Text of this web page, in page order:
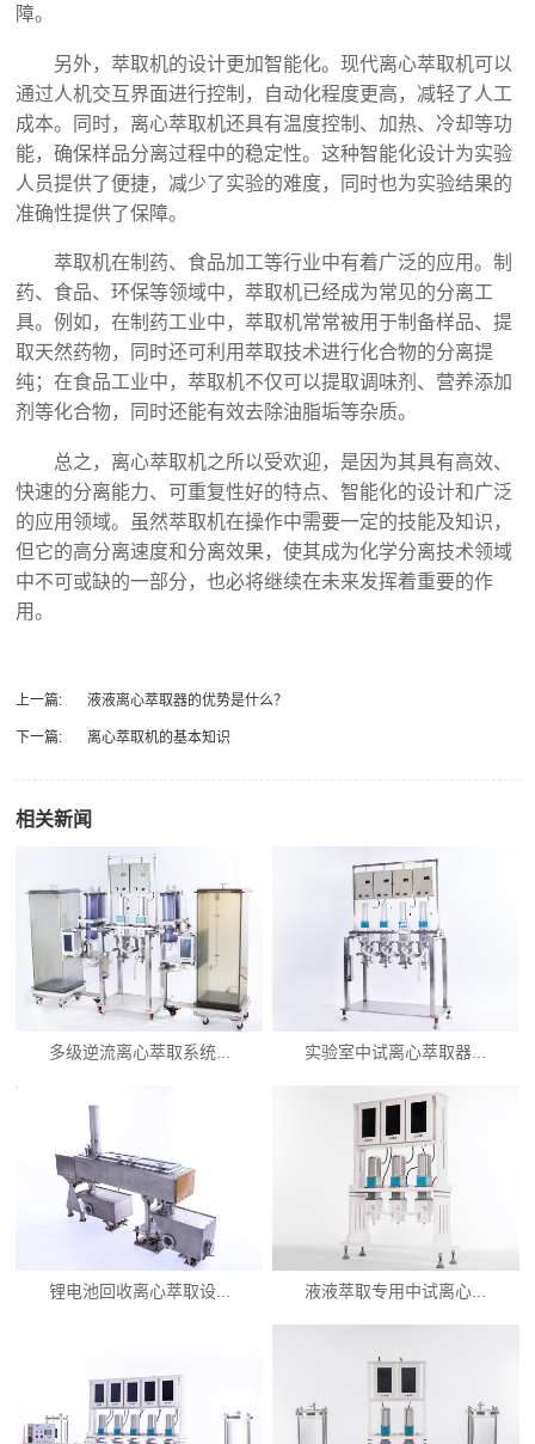
障。
另外，萃取机的设计更加智能化。现代离心萃取机可以
通过人机交互界面进行控制，自动化程度更高，减轻了人工
成本。同时，离心萃取机还具有温度控制、加热、冷却等功
能，确保样品分离过程中的稳定性。这种智能化设计为实验
人员提供了便捷，减少了实验的难度，同时也为实验结果的
准确性提供了保障。
萃取机在制药、食品加工等行业中有着广泛的应用。制
药、食品、环保等领域中，萃取机已经成为常见的分离工
具。例如，在制药工业中，萃取机常常被用于制备样品、提
取天然药物，同时还可利用萃取技术进行化合物的分离提
纯；在食品工业中，萃取机不仅可以提取调味剂、营养添加
剂等化合物，同时还能有效去除油脂垢等杂质。
总之，离心萃取机之所以受欢迎，是因为其具有高效、
快速的分离能力、可重复性好的特点、智能化的设计和广泛
的应用领域。虽然萃取机在操作中需要一定的技能及知识，
但它的高分离速度和分离效果，使其成为化学分离技术领域
中不可或缺的一部分，也必将继续在未来发挥着重要的作
用。
上一篇: 液液离心萃取器的优势是什么？
下一篇: 离心萃取机的基本知识
相关新闻
多级逆流离心萃取系统... 实验室中试离心萃取器...
锂电池回收离心萃取设... 液液萃取专用中试离心...